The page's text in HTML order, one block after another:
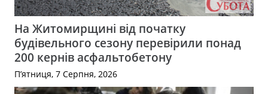
На Житомирщині від початку
будівельного сезону перевірили понад
200 кернів асфальтобетону
П’ятниця, 7 Серпня, 2026